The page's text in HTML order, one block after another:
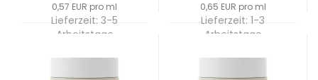
0,57 EUR pro ml
Lieferzeit: 3-5
Arbeitstage
0,65 EUR pro ml
Lieferzeit: 1-3
Arbeitstage